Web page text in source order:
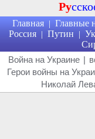
Ру
Главная | Главные
Россия | Путин |
Война на Украине |
Герои войны на
Николай